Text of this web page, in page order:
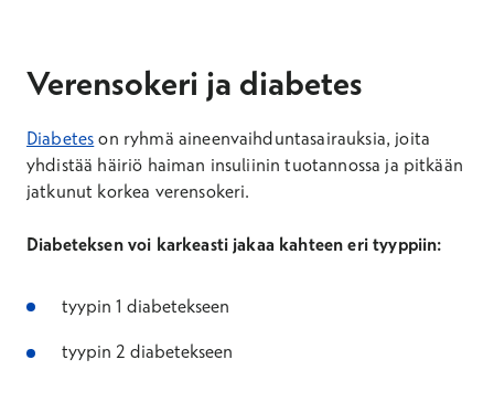
Verensokeri ja diabetes
Diabetes on ryhmä aineenvaihduntasairauksia, joita
yhdistää häiriö haiman insuliinin tuotannossa ja pitkään
jatkunut korkea verensokeri.
Diabeteksen voi karkeasti jakaa kahteen eri tyyppiin:
tyypin 1 diabetekseen
tyypin 2 diabetekseen